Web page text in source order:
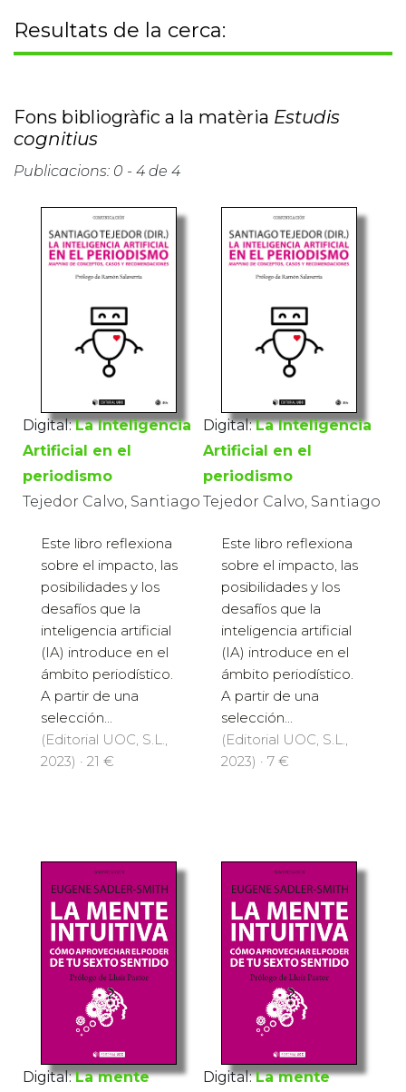
Resultats de la cerca:
Fons bibliogràfic a la matèria Estudis
cognitius
Publicacions: 0 - 4 de 4
Digital: La Inteligencia
Artificial en el
periodismo
Tejedor Calvo, Santiago
Este libro reflexiona
sobre el impacto, las
posibilidades y los
desafíos que la
inteligencia artificial
(IA) introduce en el
ámbito periodístico.
A partir de una
selección...
(Editorial UOC, S.L.,
2023) · 21 €
Digital: La Inteligencia
Artificial en el
periodismo
Tejedor Calvo, Santiago
Este libro reflexiona
sobre el impacto, las
posibilidades y los
desafíos que la
inteligencia artificial
(IA) introduce en el
ámbito periodístico.
A partir de una
selección...
(Editorial UOC, S.L.,
2023) · 7 €
Digital: La mente Digital: La mente